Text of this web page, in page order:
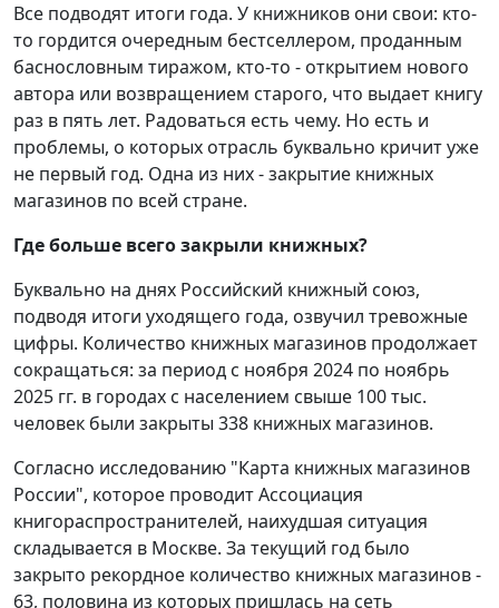
Все подводят итоги года. У книжников они свои: кто-
то гордится очередным бестселлером, проданным
баснословным тиражом, кто-то - открытием нового
автора или возвращением старого, что выдает книгу
раз в пять лет. Радоваться есть чему. Но есть и
проблемы, о которых отрасль буквально кричит уже
не первый год. Одна из них - закрытие книжных
магазинов по всей стране.
Где больше всего закрыли книжных?
Буквально на днях Российский книжный союз,
подводя итоги уходящего года, озвучил тревожные
цифры. Количество книжных магазинов продолжает
сокращаться: за период с ноября 2024 по ноябрь
2025 гг. в городах с населением свыше 100 тыс.
человек были закрыты 338 книжных магазинов.
Согласно исследованию "Карта книжных магазинов
России", которое проводит Ассоциация
книгораспространителей, наихудшая ситуация
складывается в Москве. За текущий год было
закрыто рекордное количество книжных магазинов -
63, половина из которых пришлась на сеть